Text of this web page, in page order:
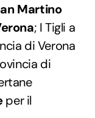
Martino
; I Tigli a
di Verona
di
per il